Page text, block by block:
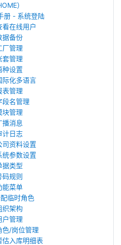
）
册 - 系统登陆
在线用户
据备份
厂管理
套管理
种设置
际化多语言
表管理
段名管理
块管理
播消息
计日志
司资料设置
统参数设置
据类型
码规则
能菜单
临时角色
织架构
户管理
色/岗位管理
入库明细表